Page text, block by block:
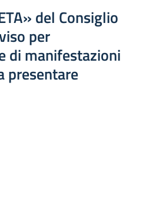
del Consiglio
per
di manifestazioni
presentare